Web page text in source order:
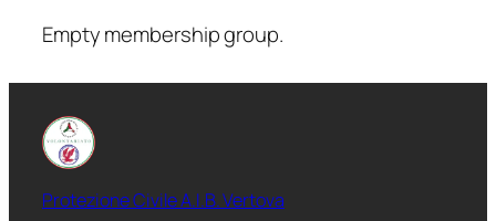
Empty membership group.
Protezione Civile A.I.B. Vertova